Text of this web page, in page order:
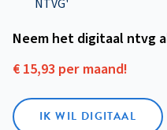
NTVG'
Neem het digitaal ntvg
€ 15,93 per maand!
IK WIL DIGITAAL